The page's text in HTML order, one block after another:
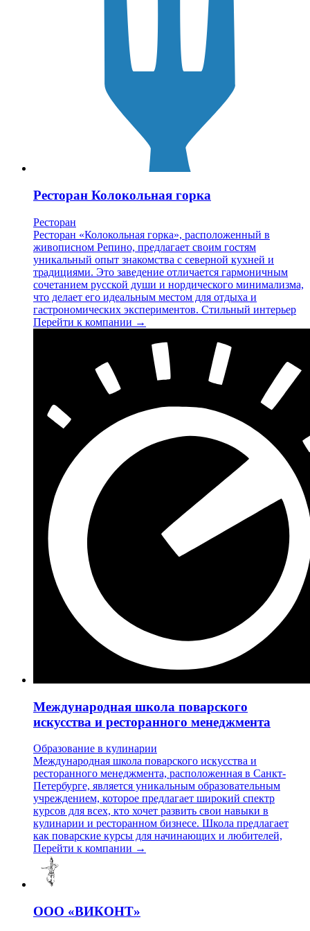
Ресторан Колокольная горка
Ресторан
Ресторан «Колокольная горка», расположенный в
живописном Репино, предлагает своим гостям
уникальный опыт знакомства с северной кухней и
традициями. Это заведение отличается гармоничным
сочетанием русской души и нордического минимализма,
что делает его идеальным местом для отдыха и
гастрономических экспериментов. Стильный интерьер
Перейти к компании →
Международная школа поварского
искусства и ресторанного менеджмента
Образование в кулинарии
Международная школа поварского искусства и
ресторанного менеджмента, расположенная в Санкт-
Петербурге, является уникальным образовательным
учреждением, которое предлагает широкий спектр
курсов для всех, кто хочет развить свои навыки в
кулинарии и ресторанном бизнесе. Школа предлагает
как поварские курсы для начинающих и любителей,
Перейти к компании →
ООО «ВИКОНТ»